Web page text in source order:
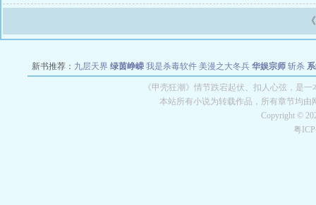
新书推荐： 九层天界 绿茵峥嵘 我是杀毒软件 美漫之大冬兵 华娱宗师 斩杀
教练万岁 都市全能巨星 绝对交易 全职武神 位面复
《甲壳狂潮》情节跌宕起伏、扣人心弦，是
本站所有小说为转载作品，所有章节均
Copyright ©
粤